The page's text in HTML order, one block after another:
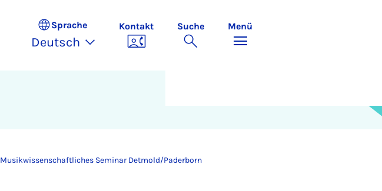
Sprache
Deutsch
Kontakt Suche Menü
Musikwissenschaftliches Seminar Detmold/Paderborn